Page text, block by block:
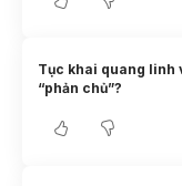
Tục khai quang linh
“phản chủ”?